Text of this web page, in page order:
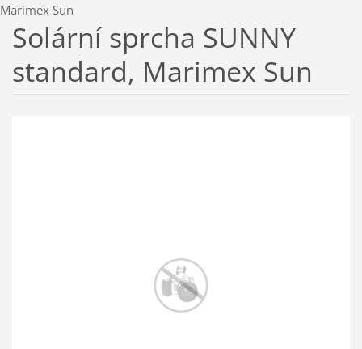
Marimex Sun
Solární sprcha SUNNY
standard, Marimex Sun